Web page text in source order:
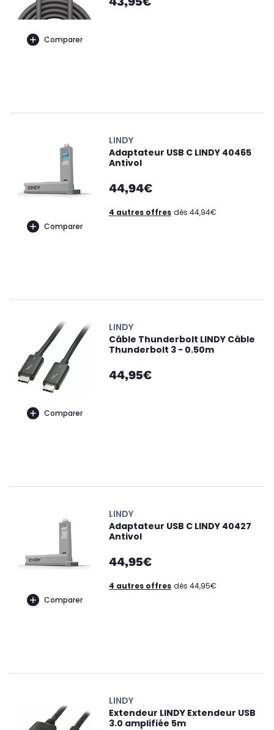
Comparer
Comparer
LINDY
Adaptateur USB C LINDY 40465
Antivol
44,94€
4 autres offres dès 44,94€
Comparer
LINDY
Câble Thunderbolt LINDY Câble
Thunderbolt 3 - 0.50m
44,95€
Comparer
LINDY
Adaptateur USB C LINDY 40427
Antivol
44,95€
4 autres offres dès 44,95€
LINDY
Extendeur LINDY Extendeur USB
3.0 amplifiée 5m